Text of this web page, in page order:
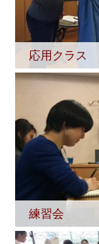
応用クラス
練習会